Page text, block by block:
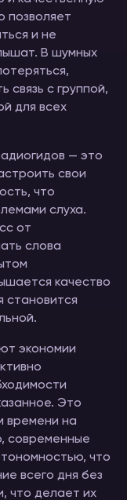
позволяет
и не
В шумных
связь с группой,
для всех
— это
свои
что
слуха.
от
слова
качество
становится
экономии
Это
времени на
современные
что
всего дня без
что делает их